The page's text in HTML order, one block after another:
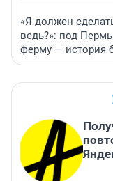
«Я должен
ведь?»: под
ферму — история